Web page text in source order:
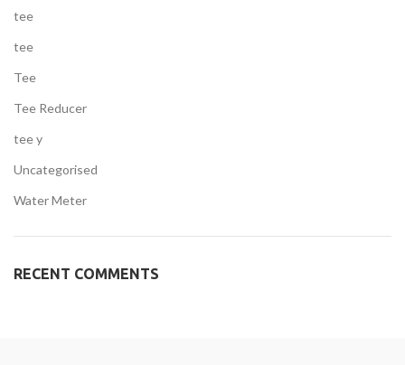
tee
tee
Tee
Tee Reducer
tee y
Uncategorised
Water Meter
RECENT COMMENTS